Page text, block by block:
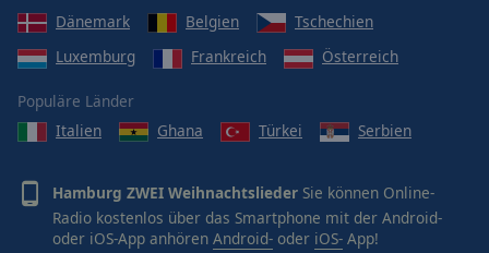
Dänemark
Belgien
Tschechien
Luxemburg
Frankreich Österreich
Populäre Länder
Italien
Ghana Türkei Serbien
Hamburg ZWEI Weihnachtslieder Sie können Online-
Radio kostenlos über das Smartphone mit der Android-
oder iOS-App anhören Android- oder iOS- App!